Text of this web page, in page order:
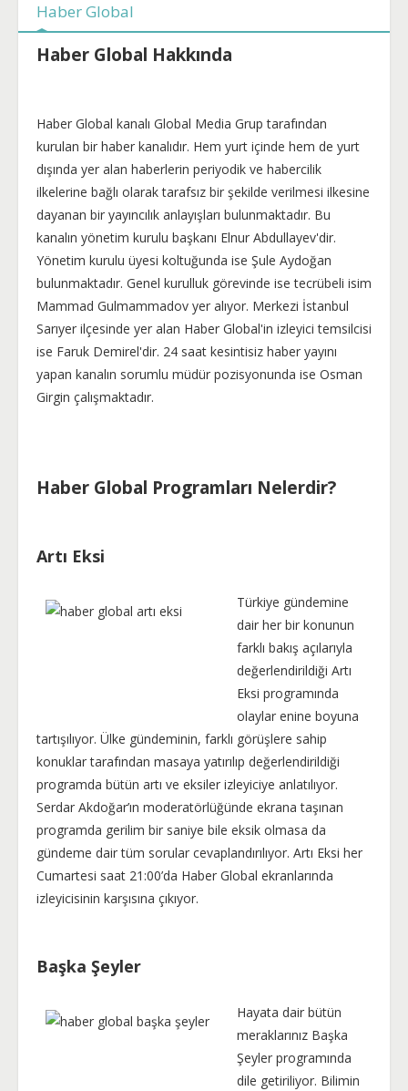
Haber Global
Haber Global Hakkında
Haber Global kanalı Global Media Grup tarafından
kurulan bir haber kanalıdır. Hem yurt içinde hem de yurt
dışında yer alan haberlerin periyodik ve habercilik
ilkelerine bağlı olarak tarafsız bir şekilde verilmesi ilkesine
dayanan bir yayıncılık anlayışları bulunmaktadır. Bu
kanalın yönetim kurulu başkanı Elnur Abdullayev'dir.
Yönetim kurulu üyesi koltuğunda ise Şule Aydoğan
bulunmaktadır. Genel kurulluk görevinde ise tecrübeli isim
Mammad Gulmammadov yer alıyor. Merkezi İstanbul
Sarıyer ilçesinde yer alan Haber Global'in izleyici temsilcisi
ise Faruk Demirel'dir. 24 saat kesintisiz haber yayını
yapan kanalın sorumlu müdür pozisyonunda ise Osman
Girgin çalışmaktadır.
Haber Global Programları Nelerdir?
Artı Eksi
Türkiye gündemine
dair her bir konunun
farklı bakış açılarıyla
değerlendirildiği Artı
Eksi programında
olaylar enine boyuna
tartışılıyor. Ülke gündeminin, farklı görüşlere sahip
konuklar tarafından masaya yatırılıp değerlendirildiği
programda bütün artı ve eksiler izleyiciye anlatılıyor.
Serdar Akdoğar’ın moderatörlüğünde ekrana taşınan
programda gerilim bir saniye bile eksik olmasa da
gündeme dair tüm sorular cevaplandırılıyor. Artı Eksi her
Cumartesi saat 21:00’da Haber Global ekranlarında
izleyicisinin karşısına çıkıyor.
Başka Şeyler
Hayata dair bütün
meraklarınız Başka
Şeyler programında
dile getiriliyor. Bilimin